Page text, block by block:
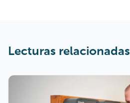
Lecturas relacionadas